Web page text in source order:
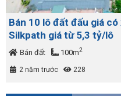
Bán 10 lô đất đấu giá
Silkpath giá từ 5,3 tỷ/lô
Bán đất 100m2
2 năm trước 228